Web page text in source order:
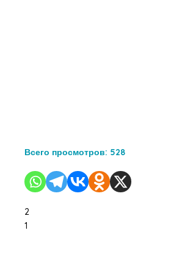
Всего просмотров: 528
2
1